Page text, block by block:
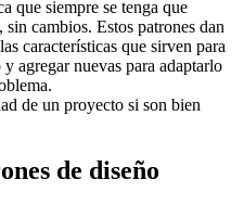
que siempre se tenga que
cambios. Estos patrones dan
características que sirven para
agregar nuevas para adaptarlo
de un proyecto si son bien
de diseño